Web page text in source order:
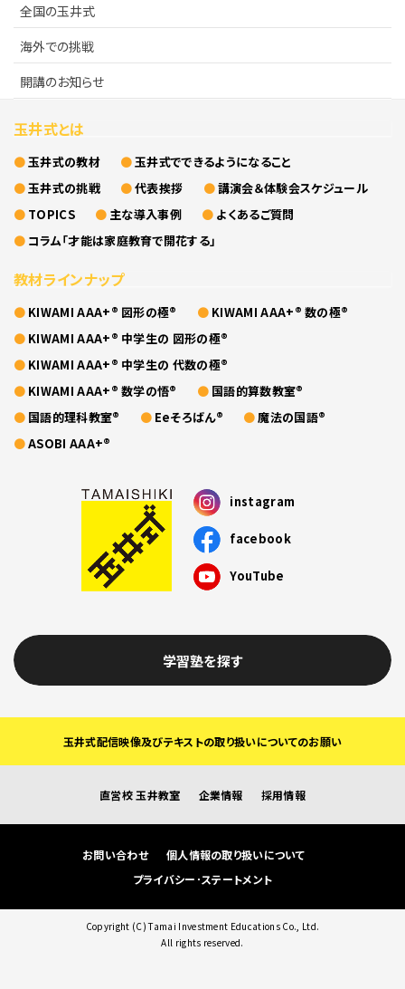
Eeそろばん
開講のお知らせ
全国の玉井式
海外での挑戦
開講のお知らせ
玉井式とは
玉井式の教材
玉井式でできるようになること
玉井式の挑戦
代表挨拶
講演会＆体験会スケジュール
TOPICS
主な導入事例
よくあるご質問
コラム「才能は家庭教育で開花する」
教材ラインナップ
KIWAMI AAA+® 図形の極®
KIWAMI AAA+® 数の極®
KIWAMI AAA+® 中学生の 図形の極®
KIWAMI AAA+® 中学生の 代数の極®
KIWAMI AAA+® 数学の悟®
国語的算数教室®
国語的理科教室®
Eeそろばん®
魔法の国語®
ASOBI AAA+®
instagram
facebook
YouTube
学習塾を探す
玉井式配信映像及びテキストの取り扱いについてのお願い
直営校 玉井教室 企業情報 採用情報
お問い合わせ
個人情報の取り扱いについて
プライバシー･ステートメント
Copyright (C) Tamai Investment Educations Co., Ltd.
All rights reserved.